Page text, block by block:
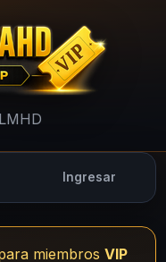
Ingresar
miembros VIP